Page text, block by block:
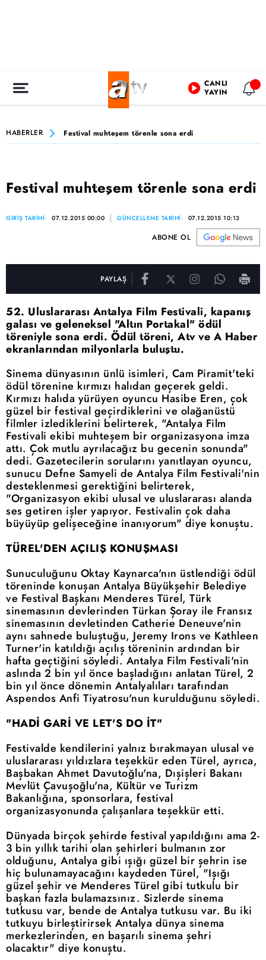
CANLI
YAYIN
HABERLER Festival muhteşem törenle sona erdi
Festival muhteşem törenle sona erdi
GİRİŞ TARİHİ: 07.12.2015 00:00 GÜNCELLEME TARİHİ: 07.12.2015 10:13
ABONE OL
PAYLAŞ
52. Uluslararası Antalya Film Festivali, kapanış
galası ve geleneksel "Altın Portakal" ödül
töreniyle sona erdi. Ödül töreni, Atv ve A Haber
ekranlarından milyonlarla buluştu.
Sinema dünyasının ünlü isimleri, Cam Piramit'teki
ödül törenine kırmızı halıdan geçerek geldi.
Kırmızı halıda yürüyen oyuncu Hasibe Eren, çok
güzel bir festival geçirdiklerini ve olağanüstü
filmler izlediklerini belirterek, "Antalya Film
Festivali ekibi muhteşem bir organizasyona imza
attı. Çok mutlu ayrılacağız bu gecenin sonunda"
dedi. Gazetecilerin sorularını yanıtlayan oyuncu,
sunucu Defne Samyeli de Antalya Film Festivali'nin
desteklenmesi gerektiğini belirterek,
"Organizasyon ekibi ulusal ve uluslararası alanda
ses getiren işler yapıyor. Festivalin çok daha
büyüyüp gelişeceğine inanıyorum" diye konuştu.
TÜREL'DEN AÇILIŞ KONUŞMASI
Sunuculuğunu Oktay Kaynarca'nın üstlendiği ödül
töreninde konuşan Antalya Büyükşehir Belediye
ve Festival Başkanı Menderes Türel, Türk
sinemasının devlerinden Türkan Şoray ile Fransız
sinemasının devletinden Catherie Deneuve'nin
aynı sahnede buluştuğu, Jeremy Irons ve Kathleen
Turner'in katıldığı açılış töreninin ardından bir
hafta geçtiğini söyledi. Antalya Film Festivali'nin
aslında 2 bin yıl önce başladığını anlatan Türel, 2
bin yıl önce dönemin Antalyalıları tarafından
Aspendos Anfi Tiyatrosu'nun kurulduğunu söyledi.
"HADİ GARİ VE LET'S DO İT"
Festivalde kendilerini yalnız bırakmayan ulusal ve
uluslararası yıldızlara teşekkür eden Türel, ayrıca,
Başbakan Ahmet Davutoğlu'na, Dışişleri Bakanı
Mevlüt Çavuşoğlu'na, Kültür ve Turizm
Bakanlığına, sponsorlara, festival
organizasyonunda çalışanlara teşekkür etti.
Dünyada birçok şehirde festival yapıldığını ama 2-
3 bin yıllık tarihi olan şehirleri bulmanın zor
olduğunu, Antalya gibi ışığı güzel bir şehrin ise
hiç bulunamayacağını kaydeden Türel, "Işığı
güzel şehir ve Menderes Türel gibi tutkulu bir
başkan fazla bulamazsınız. Sizlerde sinema
tutkusu var, bende de Antalya tutkusu var. Bu iki
tutkuyu birleştirirsek Antalya dünya sinema
merkezlerinden, en başarılı sinema şehri
olacaktır" diye konuştu.